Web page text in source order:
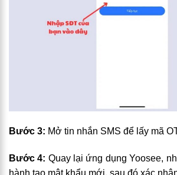
Bước 3: Mở tin nhắn SMS để lấy mã
Bước 4: Quay lại ứng dụng Yoosee,
hành tạo mật khẩu mới, sau đó xác